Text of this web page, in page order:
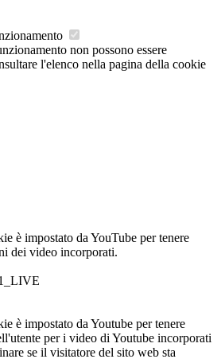
non possono essere
l'elenco nella pagina della cookie
è impostato da YouTube per tenere
dei video incorporati.
è impostato da Youtube per tenere
per i video di Youtube incorporati
se il visitatore del sito web sta